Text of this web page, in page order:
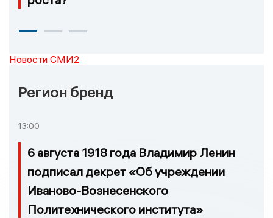
Новости СМИ2
Регион бренд
13:00
6 августа 1918 года Владимир Ленин
подписал декрет «Об учреждении
Иваново-Вознесенского
Политехнического института»